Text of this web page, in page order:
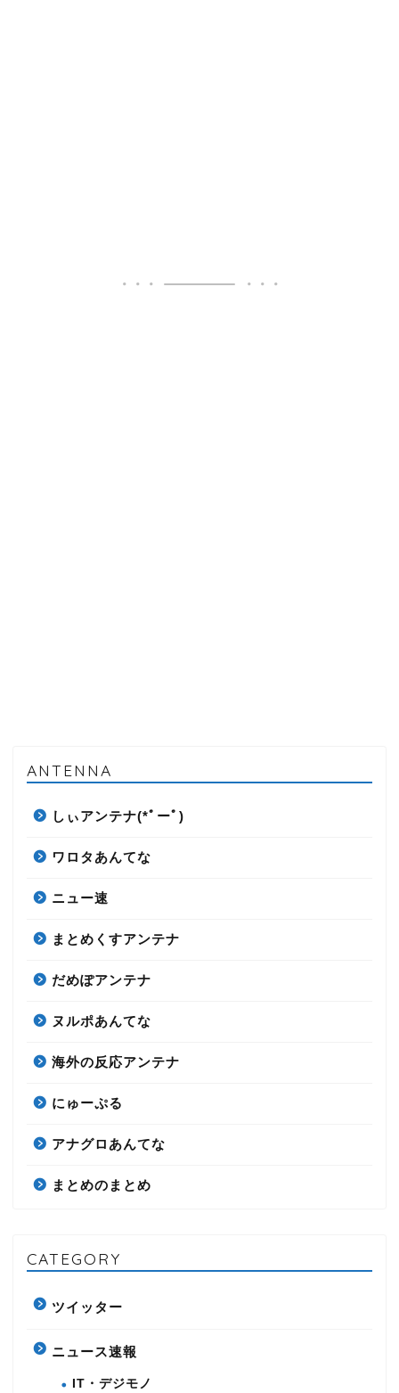
ANTENNA
しぃアンテナ(*ﾟーﾟ)
ワロタあんてな
ニュー速
まとめくすアンテナ
だめぽアンテナ
ヌルポあんてな
海外の反応アンテナ
にゅーぷる
アナグロあんてな
まとめのまとめ
CATEGORY
ツイッター
ニュース速報
IT・デジモノ